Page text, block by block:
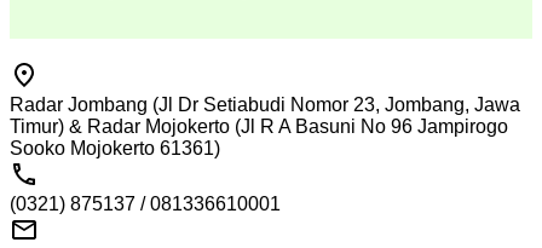
Radar Jombang (Jl Dr Setiabudi Nomor 23, Jombang, Jawa
Timur) & Radar Mojokerto (Jl R A Basuni No 96 Jampirogo
Sooko Mojokerto 61361)
(0321) 875137 / 081336610001